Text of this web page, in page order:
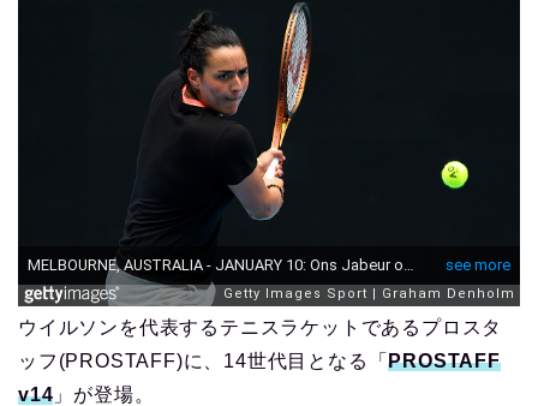
ウイルソンを代表するテニスラケットであるプロスタ
ッフ(PROSTAFF)に、14世代目となる「PROSTAFF
v14 」が登場。